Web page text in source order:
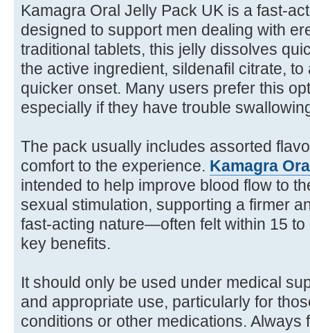
Kamagra Oral Jelly Pack UK is a fast-
designed to support men dealing with
traditional tablets, this jelly dissolves
the active ingredient, sildenafil citrate,
quicker onset. Many users prefer this
especially if they have trouble
The pack usually includes assorted
comfort to the experience. Kamagra
intended to help improve blood flow to
sexual stimulation, supporting a firmer
fast-acting nature—often felt within 15
key benefits.
It should only be used under medical
and appropriate use, particularly for
conditions or other medications. Always